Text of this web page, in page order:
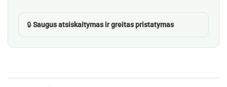
🔒Saugus atsiskaitymas ir greitas pristatymas